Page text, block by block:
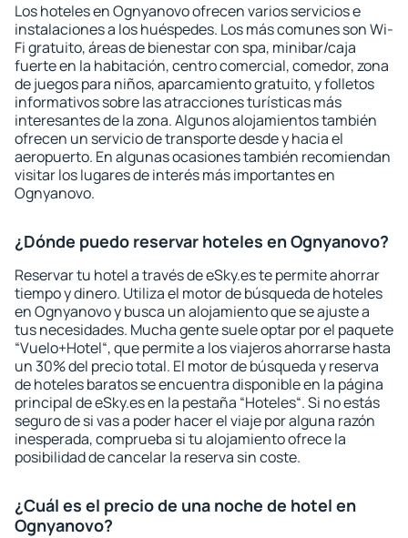
Los hoteles en Ognyanovo ofrecen varios servicios e
instalaciones a los huéspedes. Los más comunes son Wi-
Fi gratuito, áreas de bienestar con spa, minibar/caja
fuerte en la habitación, centro comercial, comedor, zona
de juegos para niños, aparcamiento gratuito, y folletos
informativos sobre las atracciones turísticas más
interesantes de la zona. Algunos alojamientos también
ofrecen un servicio de transporte desde y hacia el
aeropuerto. En algunas ocasiones también recomiendan
visitar los lugares de interés más importantes en
Ognyanovo.
¿Dónde puedo reservar hoteles en Ognyanovo?
Reservar tu hotel a través de eSky.es te permite ahorrar
tiempo y dinero. Utiliza el motor de búsqueda de hoteles
en Ognyanovo y busca un alojamiento que se ajuste a
tus necesidades. Mucha gente suele optar por el paquete
“Vuelo+Hotel“, que permite a los viajeros ahorrarse hasta
un 30% del precio total. El motor de búsqueda y reserva
de hoteles baratos se encuentra disponible en la página
principal de eSky.es en la pestaña “Hoteles“. Si no estás
seguro de si vas a poder hacer el viaje por alguna razón
inesperada, comprueba si tu alojamiento ofrece la
posibilidad de cancelar la reserva sin coste.
¿Cuál es el precio de una noche de hotel en
Ognyanovo?